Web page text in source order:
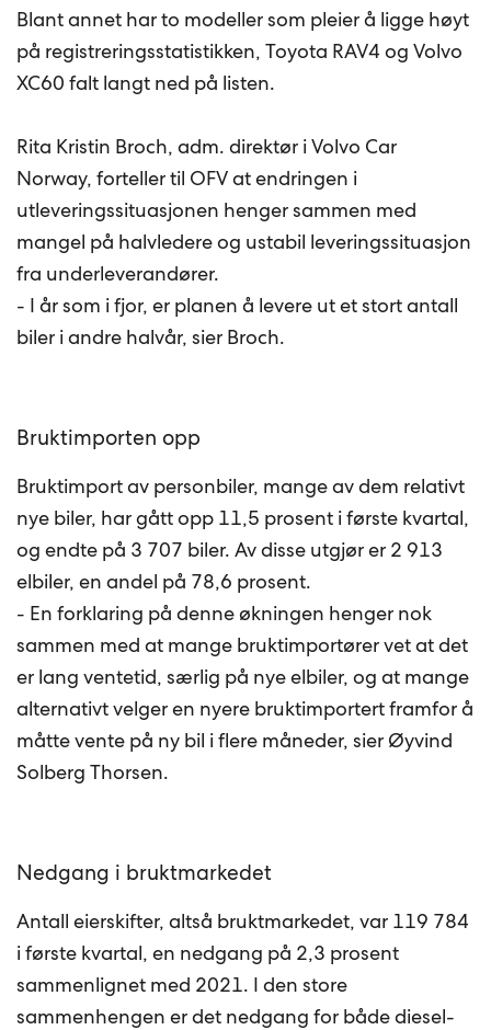
Blant annet har to modeller som pleier å ligge høyt
på registreringsstatistikken, Toyota RAV4 og Volvo
XC60 falt langt ned på listen.
Rita Kristin Broch, adm. direktør i Volvo Car
Norway, forteller til OFV at endringen i
utleveringssituasjonen henger sammen med
mangel på halvledere og ustabil leveringssituasjon
fra underleverandører.
- I år som i fjor, er planen å levere ut et stort antall
biler i andre halvår, sier Broch.
Bruktimporten opp
Bruktimport av personbiler, mange av dem relativt
nye biler, har gått opp 11,5 prosent i første kvartal,
og endte på 3 707 biler. Av disse utgjør er 2 913
elbiler, en andel på 78,6 prosent.
- En forklaring på denne økningen henger nok
sammen med at mange bruktimportører vet at det
er lang ventetid, særlig på nye elbiler, og at mange
alternativt velger en nyere bruktimportert framfor å
måtte vente på ny bil i flere måneder, sier Øyvind
Solberg Thorsen.
Nedgang i bruktmarkedet
Antall eierskifter, altså bruktmarkedet, var 119 784
i første kvartal, en nedgang på 2,3 prosent
sammenlignet med 2021. I den store
sammenhengen er det nedgang for både diesel-